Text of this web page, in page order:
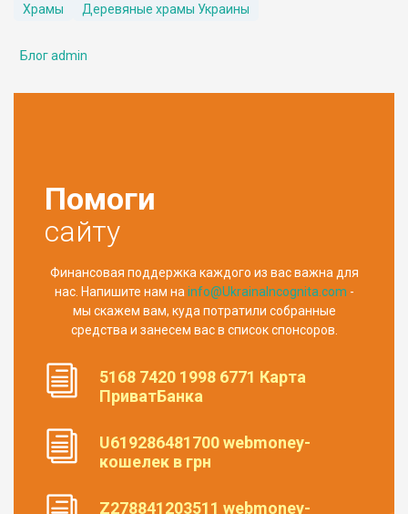
Храмы Деревяные храмы Украины
Блог admin
Помоги
сайту
Финансовая поддержка каждого из вас важна для
нас. Напишите нам на info@UkrainaIncognita.com -
мы скажем вам, куда потратили собранные
средства и занесем вас в список спонсоров.
5168 7420 1998 6771 Карта
ПриватБанка
U619286481700 webmoney-
кошелек в грн
Z278841203511 webmoney-